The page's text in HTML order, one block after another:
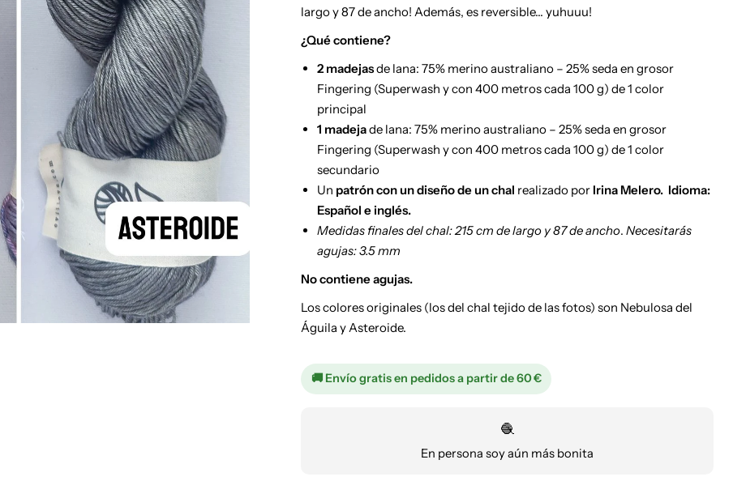
largo y 87 de ancho! Además, es reversible… yuhuuu!
¿Qué contiene?
2 madejasde lana: 75% merino australiano – 25% seda en grosor
Fingering (Superwash y con 400 metros cada 100 g) de 1 color
principal
1 madejade lana: 75% merino australiano – 25% seda en grosor
Fingering (Superwash y con 400 metros cada 100 g) de 1 color
secundario
Un patrón con un diseñode un chal realizado por Irina Melero. Idioma:
Español e inglés.
Medidas finales del chal: 215 cm de largo y 87 de ancho. Necesitarás
agujas: 3.5 mm
No contiene agujas.
Los colores originales (los del chal tejido de las fotos) son Nebulosa del
Águila y Asteroide.
🚚 Envío gratis en pedidos a partir de 60 €
🧶
En persona soy aún más bonita